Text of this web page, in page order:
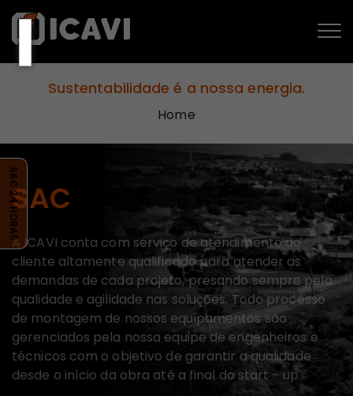
Sustentabilidade é a nossa energia.
Home
SAC
A ICAVI conta com serviço de atendimento ao
cliente altamente qualificado para atender as
demandas de cada projeto, presando sempre pela
qualidade e agilidade nas soluções. Todo processo
de montagem de nossos equipamentos são
gerenciados pela nossa equipe de engenheiros e
técnicos com o objetivo de garantir a qualidade
desde o início da obra até a final do start - up.
SAC 24 HORAS